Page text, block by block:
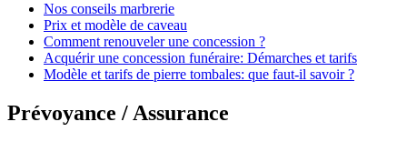
Nos conseils marbrerie
Prix et modèle de caveau
Comment renouveler une concession ?
Acquérir une concession funéraire: Démarches et tarifs
Modèle et tarifs de pierre tombales: que faut-il savoir ?
Prévoyance / Assurance